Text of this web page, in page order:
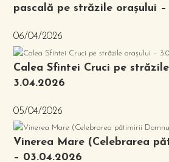
pascală pe străzile orașului –
06/04/2026
Calea Sfintei Cruci pe
3.04.2026
05/04/2026
Vinerea Mare (Celebrarea
– 03.04.2026